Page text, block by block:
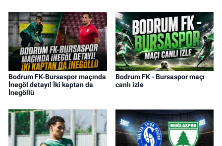
Bodrum FK-Bursaspor maçında
İnegöl detayı! İki kaptan da
İnegöllü
Bodrum FK - Bursaspor maçı
canlı izle